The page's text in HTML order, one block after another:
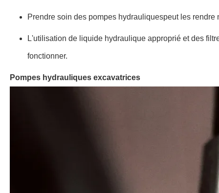
Prendre soin des pompes hydrauliquespeut les rendre
L'utilisation de liquide hydraulique approprié et des
fonctionner.
Pompes hydrauliques excavatrices